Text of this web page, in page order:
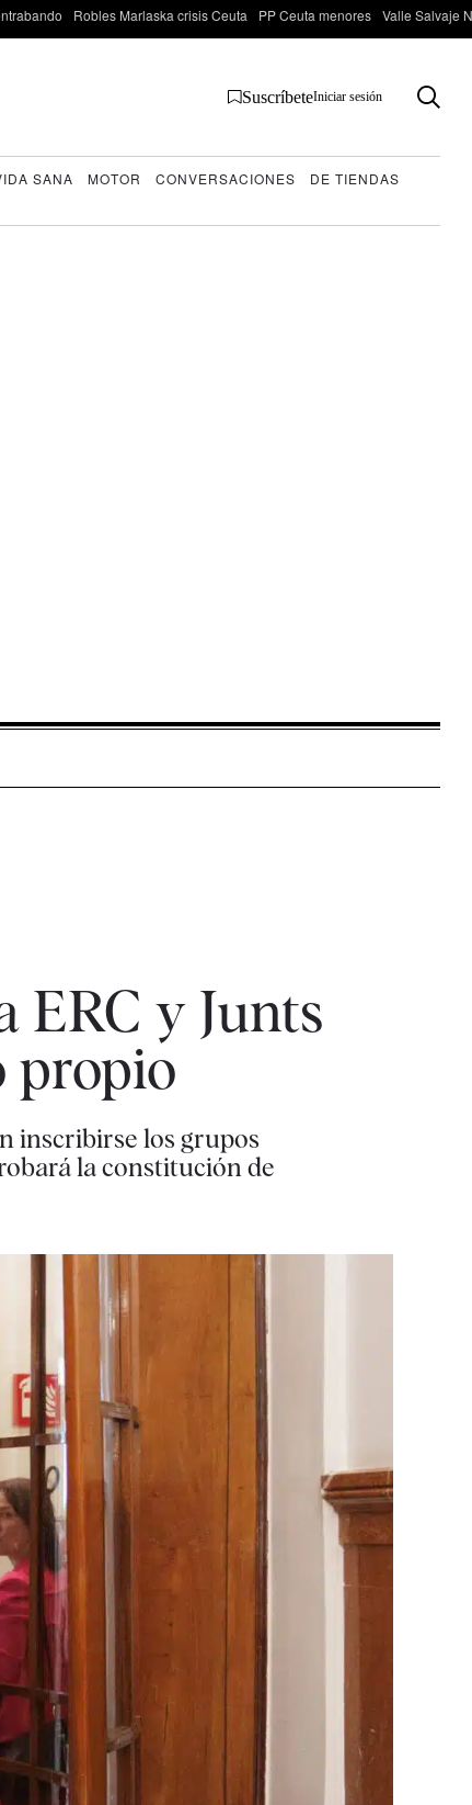
Robles Marlaska crisis Ceuta PP Ceuta menores Valle Salvaje
SuscríbeteIniciar sesión
SANA MOTOR CONVERSACIONES
DE TIENDAS
ERC y Junts
propio
inscribirse los grupos
la constitución de